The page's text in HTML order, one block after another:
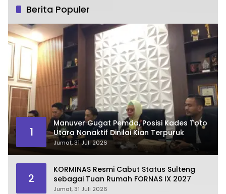
Berita Populer
1
Manuver Gugat Pemda, Posisi Kades Toto
Utara Nonaktif Dinilai Kian Terpuruk
Jumat, 31 Juli 2026
2
KORMINAS Resmi Cabut Status Sulteng
sebagai Tuan Rumah FORNAS IX 2027
Jumat, 31 Juli 2026